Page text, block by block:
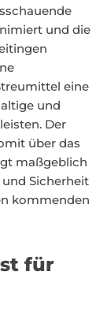
und die
eine
und
Der
über das
maßgeblich
Sicherheit
kommenden
für